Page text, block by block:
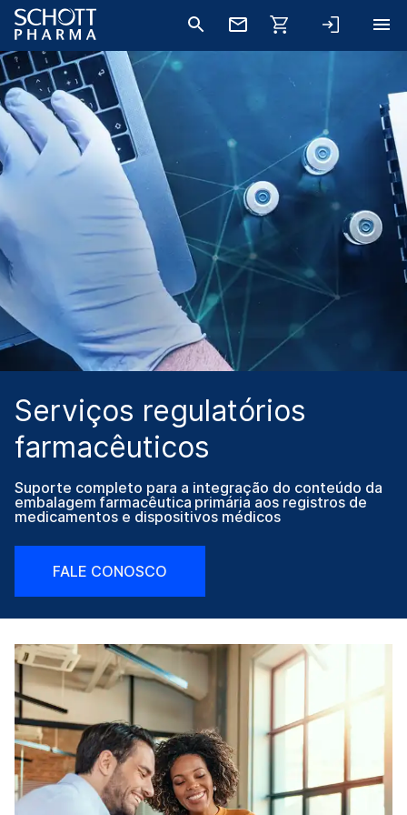
Serviços regulatórios
farmacêuticos
Suporte completo para a integração do conteúdo da
embalagem farmacêutica primária aos registros de
medicamentos e dispositivos médicos
FALE CONOSCO